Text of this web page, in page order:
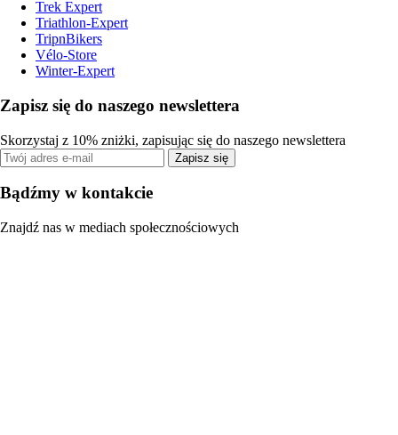
Trek Expert
Triathlon-Expert
TripnBikers
Vélo-Store
Winter-Expert
Zapisz się do naszego newslettera
Skorzystaj z 10% zniżki, zapisując się do naszego newslettera
Zapisz się
Bądźmy w kontakcie
Znajdź nas w mediach społecznościowych